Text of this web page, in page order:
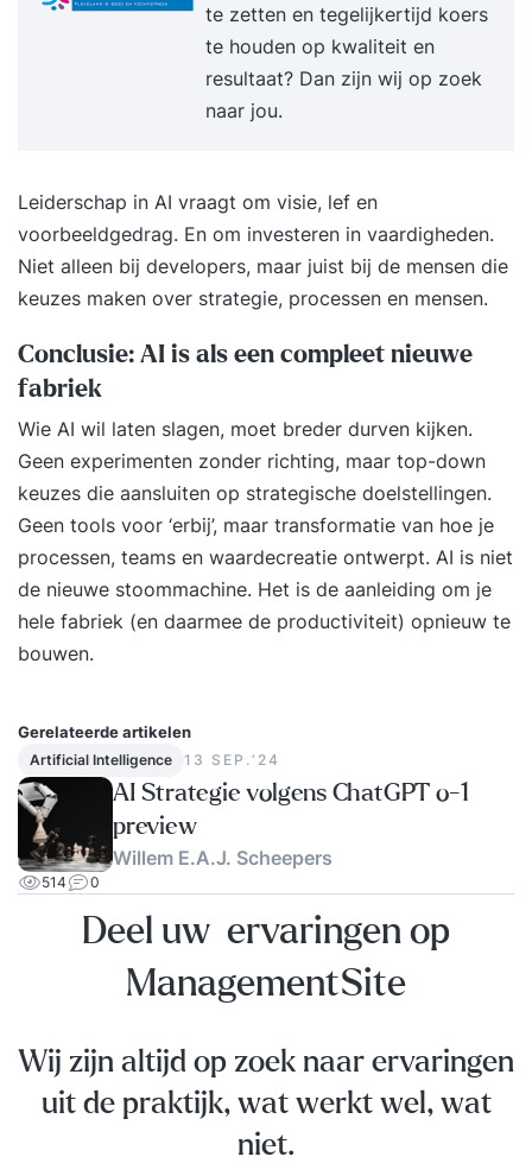
te zetten en tegelijkertijd koers
te houden op kwaliteit en
resultaat? Dan zijn wij op zoek
naar jou.
Leiderschap in AI vraagt om visie, lef en
voorbeeldgedrag. En om investeren in vaardigheden.
Niet alleen bij developers, maar juist bij de mensen die
keuzes maken over strategie, processen en mensen.
Conclusie: AI is als een compleet nieuwe
fabriek
Wie AI wil laten slagen, moet breder durven kijken.
Geen experimenten zonder richting, maar top-down
keuzes die aansluiten op strategische doelstellingen.
Geen tools voor ‘erbij’, maar transformatie van hoe je
processen, teams en waardecreatie ontwerpt. AI is niet
de nieuwe stoommachine. Het is de aanleiding om je
hele fabriek (en daarmee de productiviteit) opnieuw te
bouwen.
Gerelateerde artikelen
Artificial Intelligence 13 SEP.‘24
AI Strategie volgens ChatGPT o-1
preview
Willem E.A.J. Scheepers
514 0
Deel uw ervaringen op
ManagementSite
Wij zijn altijd op zoek naar ervaringen
uit de praktijk, wat werkt wel, wat
niet.